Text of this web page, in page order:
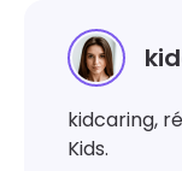
kidcaring,
Kids.